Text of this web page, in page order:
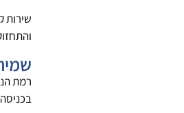
שירות
רמת